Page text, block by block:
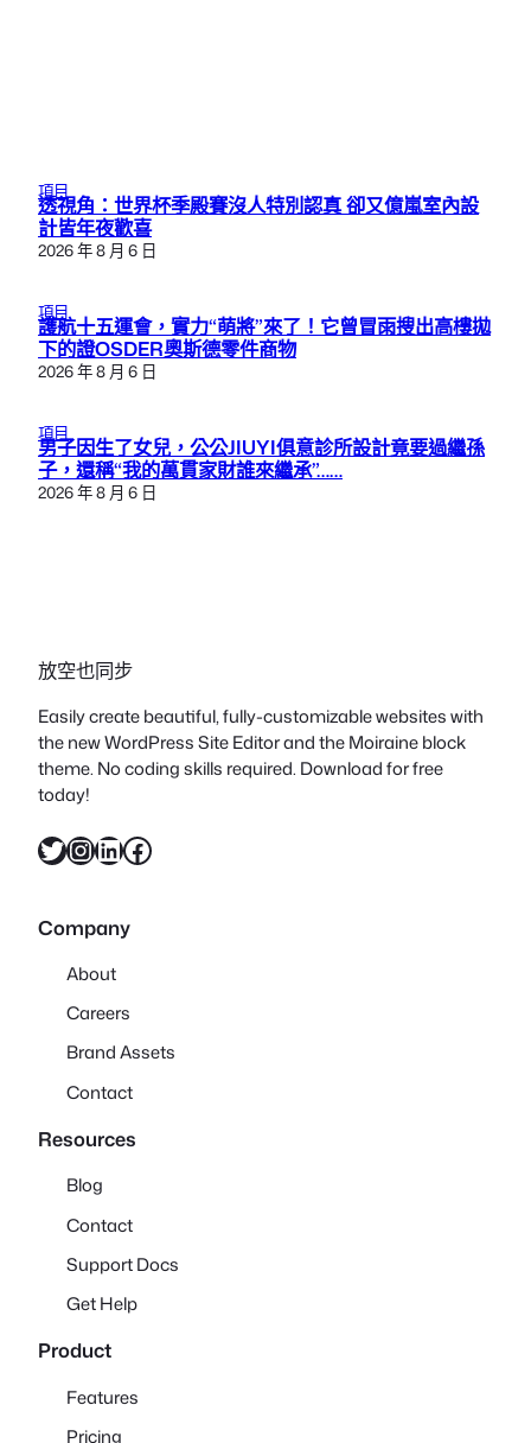
項目
透視角：世界杯季殿賽沒人特別認真 卻又億嵐室內設
計皆年夜歡喜
2026 年 8 月 6 日
項目
護航十五運會，實力“萌將”來了！它曾冒雨搜出高樓拋
下的證OSDER奧斯德零件商物
2026 年 8 月 6 日
項目
男子因生了女兒，公公JIUYI俱意診所設計竟要過繼孫
子，還稱“我的萬貫家財誰來繼承”……
2026 年 8 月 6 日
放空也同步
Easily create beautiful, fully-customizable websites with
the new WordPress Site Editor and the Moiraine block
theme. No coding skills required. Download for free
today!
X InstagramLinkedIn Facebook
Company
About
Careers
Brand Assets
Contact
Resources
Blog
Contact
Support Docs
Get Help
Product
Features
Pricing